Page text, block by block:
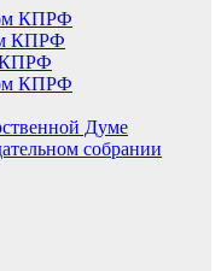
КПРФ
КПРФ
КПРФ
КПРФ
Думе
собрании